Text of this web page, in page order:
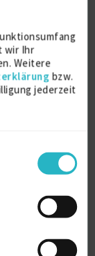
wir Ihr
Weitere
bzw.
jederzeit